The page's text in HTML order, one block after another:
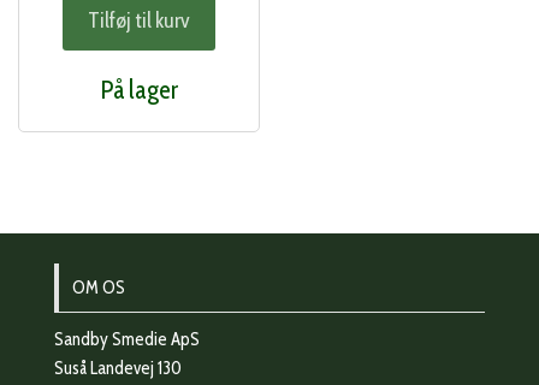
Tilføj til kurv
På lager
OM OS
Sandby Smedie ApS
Suså Landevej 130